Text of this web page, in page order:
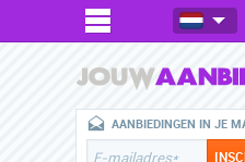
AANBIEDINGEN IN JE